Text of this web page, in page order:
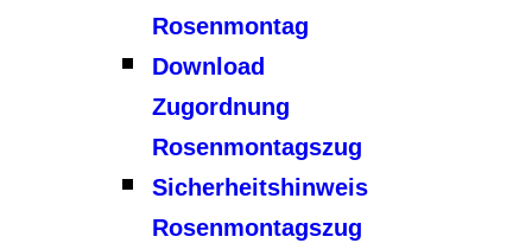
Rosenmontag
Download
Zugordnung
Rosenmontagszug
Sicherheitshinweis
Rosenmontagszug